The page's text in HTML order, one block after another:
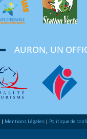
AURON, UN
| Mentions Légales | Politique de